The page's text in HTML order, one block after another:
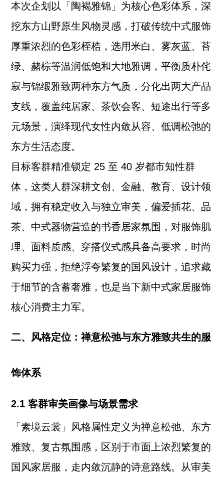
本次企划以「陶褐雅锦」为核心色彩体系，深
挖东方山野原生风物灵感，打破传统中式服饰
厚重浓烈的色彩桎梏，选用米白、雾灰蓝、苔
绿、赭棕等温润低饱和大地雅调，平衡质朴侘
寂与锦缎雅致两种东方气质，分化出两大产品
支线，覆盖纯居家、茶饮会客、短途出行等多
元场景，演绎现代女性内敛从容、低调松弛的
东方生活态度。
目标客群精准锁定 25 至 40 岁都市知性群
体，这类人群深耕文创、金融、教育、设计领
域，拥有稳定收入与独立审美，偏爱插花、品
茶、中式器物营造的书香居家氛围，对服饰肌
理、面料质感、穿搭仪式感具备高要求，时尚
购买力强，拒绝浮夸繁复的国风设计，追求藏
于细节的含蓄奢雅，也是当下新中式家居服饰
核心消费主力军。
二、风格定位：禅意松弛与东方雅致共生的服
饰体系
2.1 客群审美画像与场景需求
「素境云裳」风格属性定义为禅意松弛、东方
雅致、复古氛围感，区别于市面上浓烈繁复的
国风家居服，走内敛沉静的诗意路线。从审美